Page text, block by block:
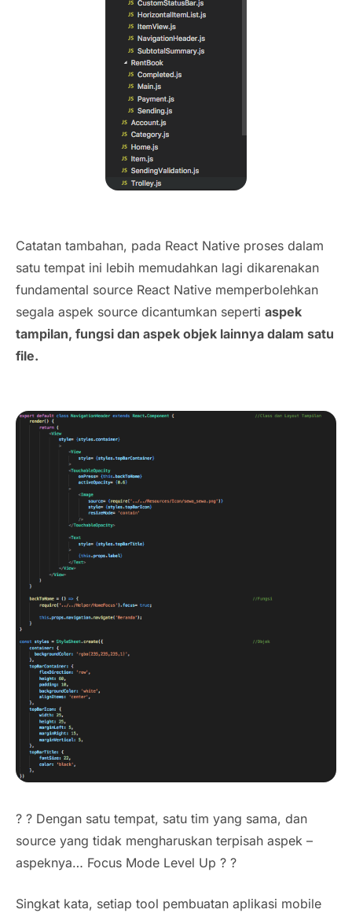
Catatan tambahan, pada React Native proses dalam
satu tempat ini lebih memudahkan lagi dikarenakan
fundamental source React Native memperbolehkan
segala aspek source dicantumkan seperti aspek
tampilan, fungsi dan aspek objek lainnya dalam satu
file.
? ? Dengan satu tempat, satu tim yang sama, dan
source yang tidak mengharuskan terpisah aspek –
aspeknya… Focus Mode Level Up ? ?
Singkat kata, setiap tool pembuatan aplikasi mobile